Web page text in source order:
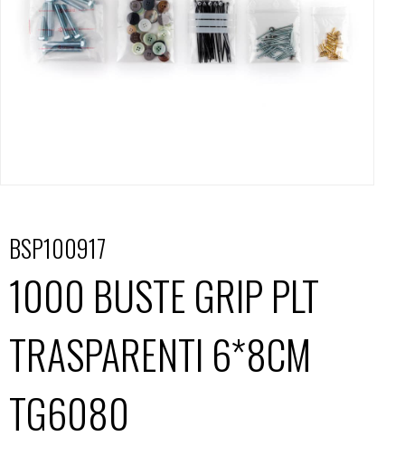
BSP100917
1000 BUSTE GRIP PLT
TRASPARENTI 6*8CM
TG6080